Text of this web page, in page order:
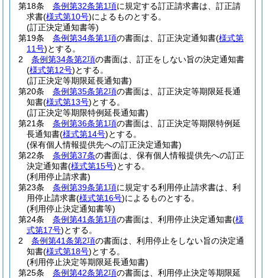
第18条
条例第32条第1項に規定する訂正請求書は、訂正請
求書(様式第10号)によるものとする。
(訂正決定通知書等)
第19条
条例第34条第1項の書面は、訂正決定通知書(様式第
11号)とする。
2
条例第34条第2項の書面は、訂正をしない旨の決定通知書
(様式第12号)とする。
(訂正決定等期限延長通知書)
第20条
条例第35条第2項の書面は、訂正決定等期限延長通
知書(様式第13号)とする。
(訂正決定等期限特例延長通知書)
第21条
条例第36条第1項の書面は、訂正決定等期限特例延
長通知書(様式第14号)とする。
(保有個人情報提供先への訂正決定通知書)
第22条
条例第37条の書面は、保有個人情報提供先への訂正
決定通知書(様式第15号)とする。
(利用停止請求書)
第23条
条例第39条第1項に規定する利用停止請求書は、利
用停止請求書(様式第16号)によるものとする。
(利用停止決定通知書等)
第24条
条例第41条第1項の書面は、利用停止決定通知書(様
式第17号)とする。
2
条例第41条第2項の書面は、利用停止をしない旨の決定通
知書(様式第18号)とする。
(利用停止決定等期限延長通知書)
第25条
条例第42条第2項の書面は、利用停止決定等期限延